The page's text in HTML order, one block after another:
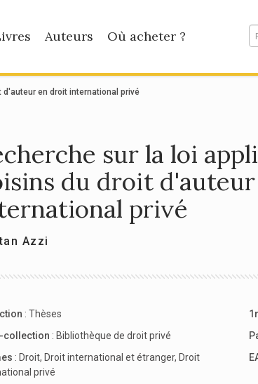
Auteurs Où acheter ?
en droit international privé
sur la loi
du droit
privé
Azzi
: Thèses
collection : Bibliothèque de droit privé
: Droit, Droit international et étranger, Droit
privé